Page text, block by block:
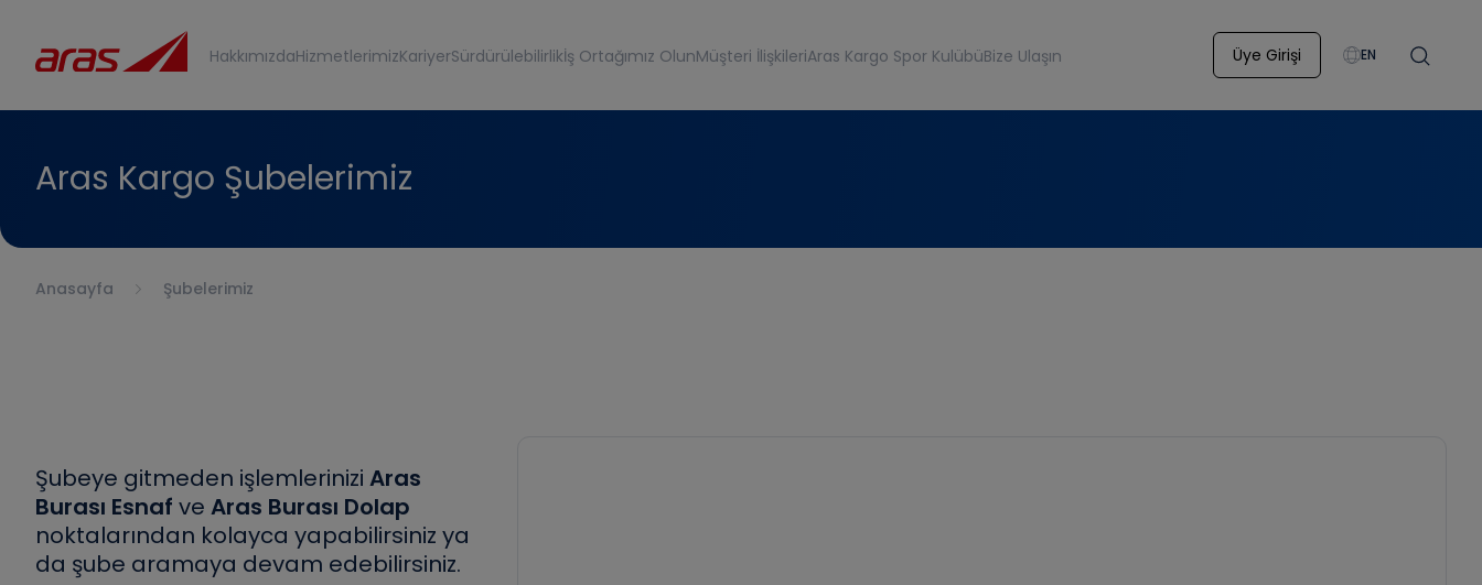
HakkımızdaHizmetlerimizKariyerSürdürülebilirlikİş Ortağımız OlunMüşteri İlişkileriAras Kargo Spor KulübüBize Ulaşın Üye Girişi EN
Aras Kargo Şubelerimiz
Anasayfa Şubelerimiz
Şubeye gitmeden işlemlerinizi Aras
Burası Esnaf ve Aras Burası Dolap
noktalarından kolayca yapabilirsiniz ya
da şube aramaya devam edebilirsiniz.